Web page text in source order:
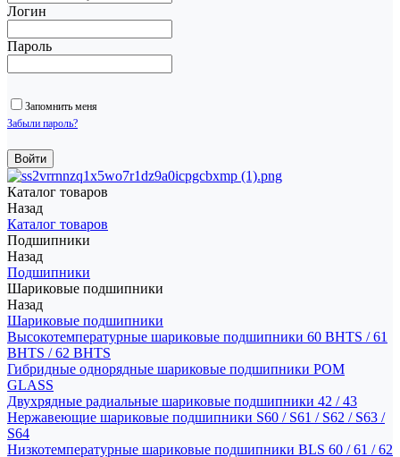
Логин
Пароль
Запомнить меня
Забыли пароль?
Каталог товаров
Назад
Каталог товаров
Подшипники
Назад
Подшипники
Шариковые подшипники
Назад
Шариковые подшипники
Высокотемпературные шариковые подшипники 60 BHTS / 61
BHTS / 62 BHTS
Гибридные однорядные шариковые подшипники POM
GLASS
Двухрядные радиальные шариковые подшипники 42 / 43
Нержавеющие шариковые подшипники S60 / S61 / S62 / S63 /
S64
Низкотемпературные шариковые подшипники BLS 60 / 61 / 62